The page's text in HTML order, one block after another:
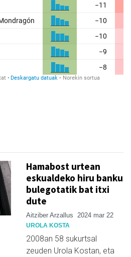
Hamabost urtean
eskualdeko hiru banku
bulegotatik bat itxi
dute
Aitziber Arzallus 2024 mar 22
UROLA KOSTA
2008an 58 sukurtsal
zeuden Urola Kostan, eta